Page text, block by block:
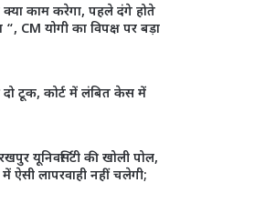
काम करेगा, पहले दंगे होते
CM योगी का विपक्ष पर बड़ा
टूक, कोर्ट में लंबित केस में
यूनिवर्सिटी की खोली पोल,
ऐसी लापरवाही नहीं चलेगी;